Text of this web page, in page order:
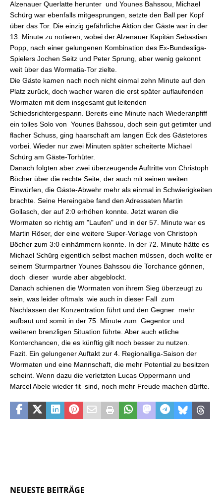
Alzenauer Querlatte herunter und Younes Bahssou, Michael
Schürg war ebenfalls mitgesprungen, setzte den Ball per Kopf
über das Tor. Die einzig gefährliche Aktion der Gäste war in der
13. Minute zu notieren, wobei der Alzenauer Kapitän Sebastian
Popp, nach einer gelungenen Kombination des Ex-Bundesliga-
Spielers Jochen Seitz und Peter Sprung, aber wenig gekonnt
weit über das Wormatia-Tor zielte.
Die Gäste kamen nach noch nicht einmal zehn Minute auf den
Platz zurück, doch wacher waren die erst später auflaufenden
Wormaten mit dem insgesamt gut leitenden
Schiedsrichtergespann. Bereits eine Minute nach Wiederanpfiff
ein tolles Solo von Younes Bahssou, doch sein gut getimter und
flacher Schuss, ging haarschaft am langen Eck des Gästetores
vorbei. Wieder nur zwei Minuten später scheiterte Michael
Schürg am Gäste-Torhüter.
Danach folgten aber zwei überzeugende Auftritte von Christoph
Böcher über die rechte Seite, der auch mit seinen weiten
Einwürfen, die Gäste-Abwehr mehr als einmal in Schwierigkeiten
brachte. Seine Hereingabe fand den Adressaten Martin
Gollasch, der auf 2:0 erhöhen konnte. Jetzt waren die
Wormaten so richtig am "Laufen" und in der 57. Minute war es
Martin Röser, der eine weitere Super-Vorlage von Christoph
Böcher zum 3:0 einhämmern konnte. In der 72. Minute hätte es
Michael Schürg eigentlich selbst machen müssen, doch wollte er
seinem Sturmpartner Younes Bahssou die Torchance gönnen,
doch dieser wurde aber abgeblockt.
Danach schienen die Wormaten von ihrem Sieg überzeugt zu
sein, was leider oftmals  wie auch in dieser Fall  zum
Nachlassen der Konzentration führt und den Gegner mehr
aufbaut und somit in der 75. Minute zum Gegentor und
weiteren brenzligen Situation führte. Aber auch etliche
Konterchancen, die es künftig gilt noch besser zu nutzen.
Fazit. Ein gelungener Auftakt zur 4. Regionalliga-Saison der
Wormaten und eine Mannschaft, die mehr Potential zu besitzen
scheint. Wenn dazu die verletzten Lucas Oppermann und
Marcel Abele wieder fit sind, noch mehr Freude machen dürfte.
NEUESTE BEITRÄGE